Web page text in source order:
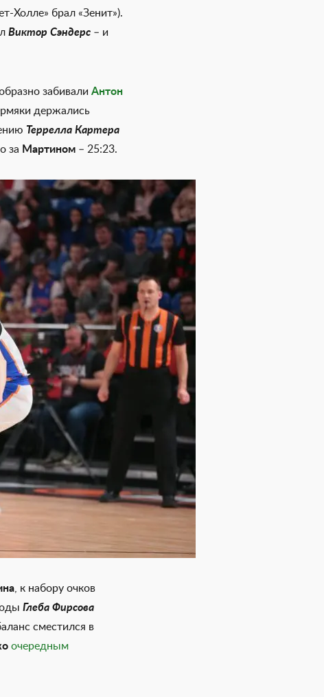
Холле» брал «Зенит»).
Виктор Сэндерс – и
забивали Антон
держались
Террелла Картера
за Мартином – 25:23.
, к набору очков
Глеба Фирсова
сместился в
очередным